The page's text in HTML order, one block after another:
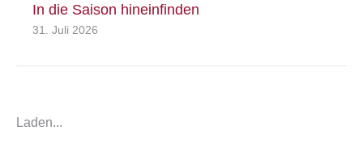
In die Saison hineinfinden
31. Juli 2026
Laden...